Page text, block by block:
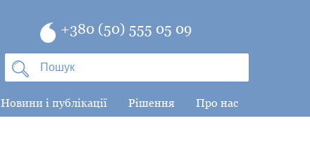
+380 (50) 555 05 09
Новини і публікації Рішення Про нас